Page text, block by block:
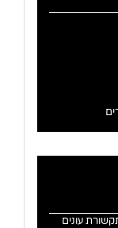
עונים